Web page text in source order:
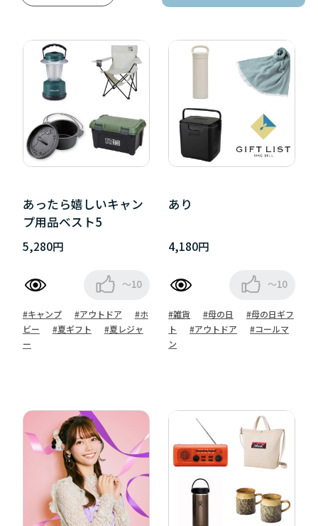
あったら嬉しいキャン
プ用品ベスト5
5,280円
～10
#キャンプ #アウトドア
#ホ
ビー
#夏ギフト
#夏レジャ
ー
あり
4,180円
～10
#雑貨 #母の日
#母の日ギフ
ト
#アウトドア
#コールマ
ン